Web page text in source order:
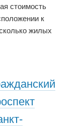
стоимость
к
жилых